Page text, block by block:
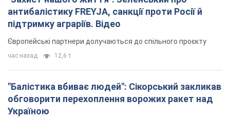
антибалістику FREYJA, санкції проти Росії й
підтримку аграріїв. Відео
Європейські партнери долучаються до спільного проєкту
час назад 12,6 т.
"Балістика вбиває людей": Сікорський закликав
обговорити перехоплення ворожих ракет над
Україною